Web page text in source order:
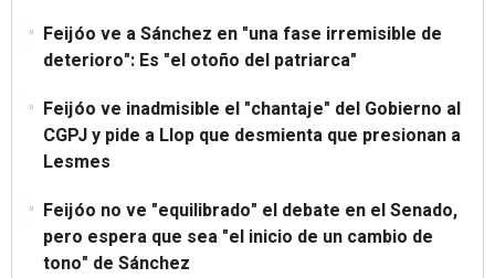
Feijóo ve a Sánchez en "una fase irremisible de
deterioro": Es "el otoño del patriarca"
Feijóo ve inadmisible el "chantaje" del Gobierno al
CGPJ y pide a Llop que desmienta que presionan a
Lesmes
Feijóo no ve "equilibrado" el debate en el Senado,
pero espera que sea "el inicio de un cambio de
tono" de Sánchez